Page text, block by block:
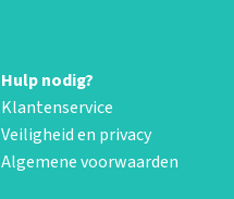
Hulp nodig?
Klantenservice
Veiligheid en privacy
Algemene voorwaarden